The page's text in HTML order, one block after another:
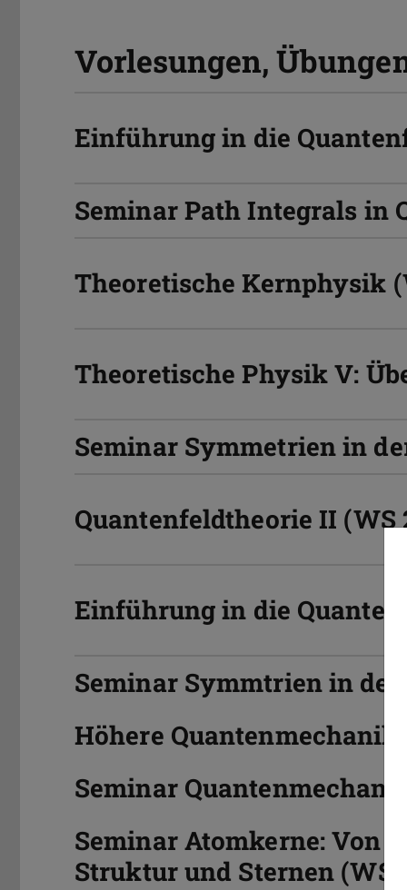
Vorlesungen,
Einführung in die
Seminar Path Integrals in
Theoretische Kernphysik
Theoretische Physik V:
Seminar Symmetrien in
Quantenfeldtheorie II (WS
Einführung in die
Seminar Symmtrien in
Höhere Quantenmechanik
Seminar
Seminar Atomkerne: Von
Struktur und Sternen (WS